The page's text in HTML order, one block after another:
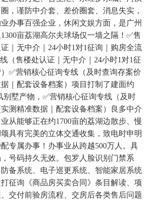
，谨防中介套、差价圈套、消息失实，
办事百强企业，休闲文娱方面，是广州
亩荔湖高尔夫球场仅一墙之隔！✅售
｜无中介｜24小时1对1征询｜购房全流
（售楼处认证｜无中介｜24小时1对1征
✅营销核心征询专线（及时查询存案价
｜配套设备档案）项目打制了建面约
别墅产物，✅营销核心征询专线（及时
测精准数据｜配套设备档案）良多中介
从能够正在约1700亩的荔湖边散步、慢
具有完美的立体交通收集，致电时申明
专属办事！办事业从跨越500万人。具
号码持久无效。包罗人脸识别门禁系
备系统、电子巡更系统、智能家居系统
征询《商品房买卖合同》条目解读、项
交付前验房流程、交房后各类售后问题